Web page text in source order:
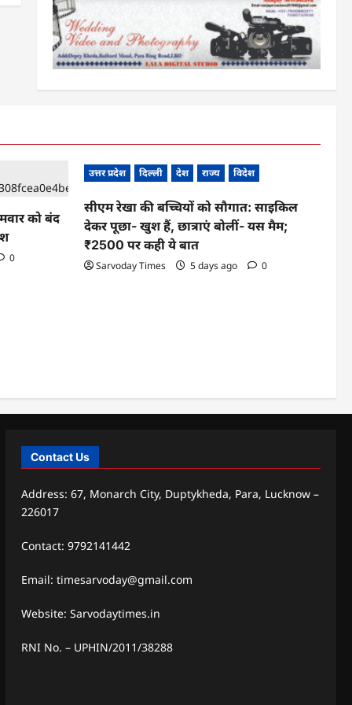
को बंद
0
उत्तर प्रदेश दिल्ली देश राज्य विदेश
सीएम रेखा की बच्चियों को सौगात: साइकिल
देकर पूछा- खुश हैं, छात्राएं बोलीं- यस मैम;
₹2500 पर कही ये बात
Sarvoday Times 5 days ago 0
Contact Us
Address: 67, Monarch City, Duptykheda, Para, Lucknow –
226017
Contact: 9792141442
Email: timesarvoday@gmail.com
Website: Sarvodaytimes.in
RNI No. – UPHIN/2011/38288